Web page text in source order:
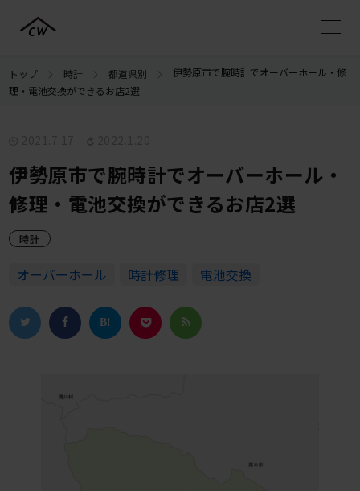
トップ 時計 都道県別
伊勢原市で腕時計でオーバーホール・修
理・電池交換ができるお店2選
伊勢原市で腕時計でオーバーホール・
修理・電池交換ができるお店2選
時計
オーバーホール 時計修理 電池交換